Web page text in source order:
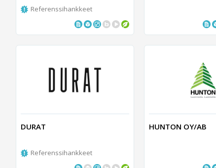
Referenssihankkeet
DURAT
Referenssihankkeet
HUNTON OY/AB